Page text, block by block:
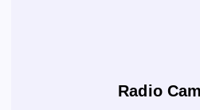
Radio